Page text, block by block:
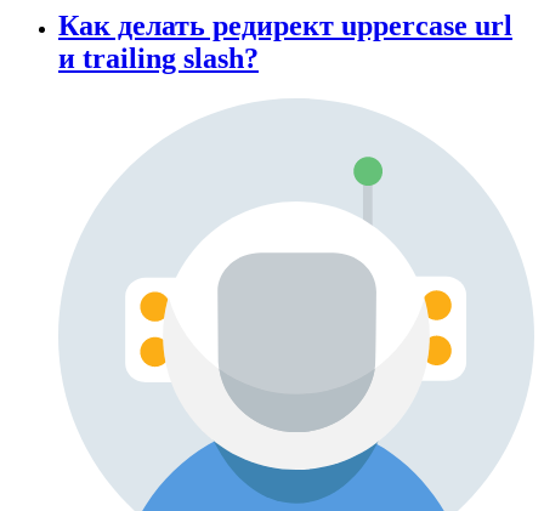
Как делать редирект uppercase url
и trailing slash?